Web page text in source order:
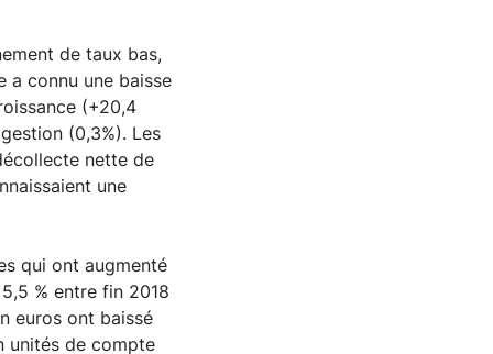
de taux bas,
a connu une baisse
(+20,4
(0,3%). Les
nette de
une
qui ont augmenté
% entre fin 2018
euros ont baissé
unités de compte